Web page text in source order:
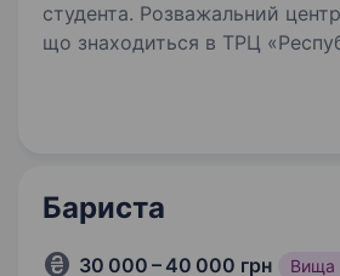
студента. Розважальний центр «NEOPOLIS»,
що знаходиться в ТРЦ
Бариста
30 000 – 40 000 грн Вища